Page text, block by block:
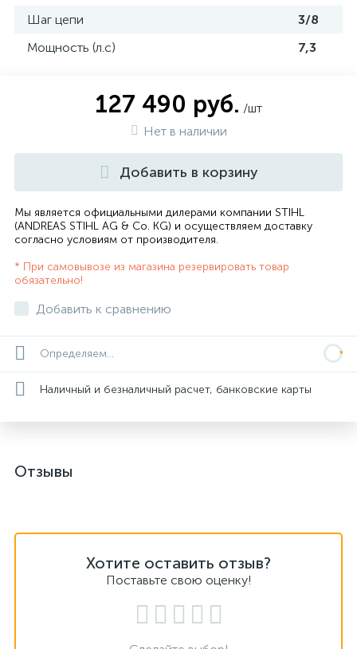
Шаг цепи
3/8
Мощность (л.с)
7,3
127 490 руб. /шт
Нет в наличии
Добавить в корзину
Мы является официальными дилерами компании STIHL
(ANDREAS STIHL AG & Co. KG) и осуществляем доставку
согласно условиям от производителя.
* При самовывозе из магазина резервировать товар
обязательно!
Добавить к сравнению
Определяем...
Наличный и безналичный расчет, банковские карты
Отзывы
Хотите оставить отзыв?
Поставьте свою оценку!